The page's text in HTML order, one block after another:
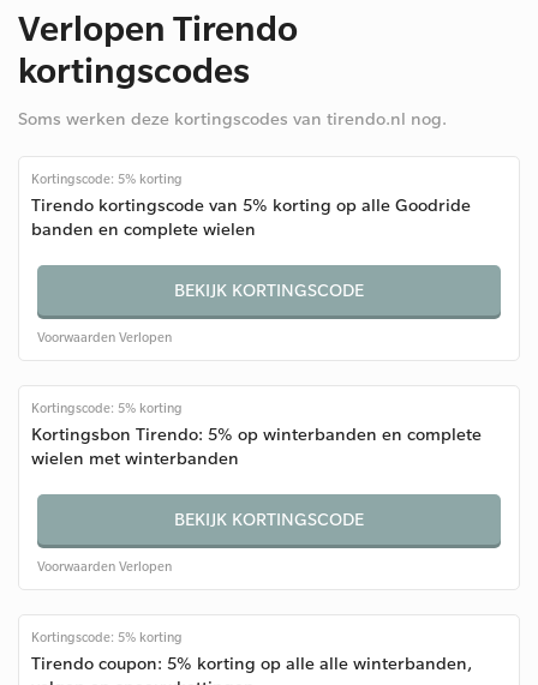
Verlopen Tirendo
kortingscodes
Soms werken deze kortingscodes van tirendo.nl nog.
Kortingscode: 5% korting
Tirendo kortingscode van 5% korting op alle Goodride
banden en complete wielen
BEKIJK KORTINGSCODE
Voorwaarden Verlopen
Kortingscode: 5% korting
Kortingsbon Tirendo: 5% op winterbanden en complete
wielen met winterbanden
BEKIJK KORTINGSCODE
Voorwaarden Verlopen
Kortingscode: 5% korting
Tirendo coupon: 5% korting op alle alle winterbanden,